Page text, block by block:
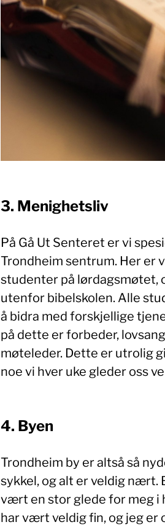
3. Menighetsliv
På Gå Ut Senteret er vi
Trondheim sentrum. Her er
studenter på lørdagsmøtet,
utenfor bibelskolen. Alle
å bidra med forskjellige
på dette er forbeder,
møteleder. Dette er utrolig
noe vi hver uke gleder oss
4. Byen
Trondheim by er altså så
sykkel, og alt er veldig nært.
vært en stor glede for meg i
har vært veldig fin, og jeg er